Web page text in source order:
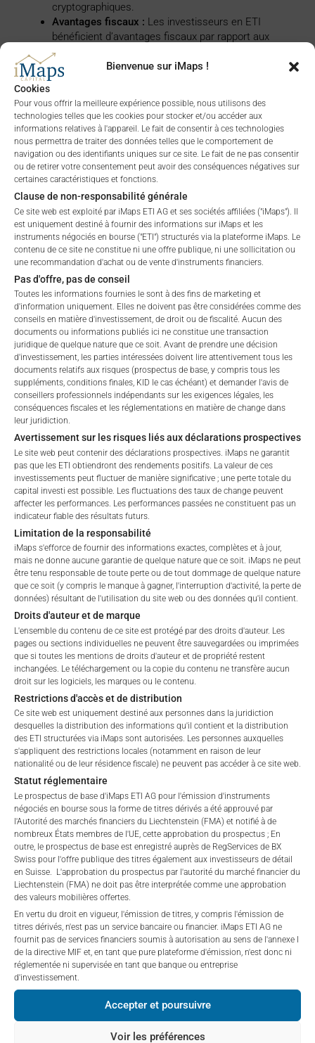
Bienvenue sur iMaps !
Cookies
Pour vous offrir la meilleure expérience possible, nous utilisons des
technologies telles que les cookies pour stocker et/ou accéder aux
informations relatives à l'appareil. Le fait de consentir à ces technologies
nous permettra de traiter des données telles que le comportement de
navigation ou des identifiants uniques sur ce site. Le fait de ne pas consentir
ou de retirer votre consentement peut avoir des conséquences négatives sur
certaines caractéristiques et fonctions.
Clause de non-responsabilité générale
Ce site web est exploité par iMaps ETI AG et ses sociétés affiliées ("iMaps"). Il
est uniquement destiné à fournir des informations sur iMaps et les
instruments négociés en bourse ("ETI") structurés via la plateforme iMaps. Le
contenu de ce site ne constitue ni une offre publique, ni une sollicitation ou
une recommandation d'achat ou de vente d'instruments financiers.
Pas d'offre, pas de conseil
Toutes les informations fournies le sont à des fins de marketing et
d'information uniquement. Elles ne doivent pas être considérées comme des
conseils en matière d'investissement, de droit ou de fiscalité. Aucun des
documents ou informations publiés ici ne constitue une transaction
juridique de quelque nature que ce soit. Avant de prendre une décision
d'investissement, les parties intéressées doivent lire attentivement tous les
documents relatifs aux risques (prospectus de base, y compris tous les
suppléments, conditions finales, KID le cas échéant) et demander l'avis de
conseillers professionnels indépendants sur les exigences légales, les
conséquences fiscales et les réglementations en matière de change dans
leur juridiction.
Avertissement sur les risques liés aux déclarations prospectives
Le site web peut contenir des déclarations prospectives. iMaps ne garantit
pas que les ETI obtiendront des rendements positifs. La valeur de ces
investissements peut fluctuer de manière significative ; une perte totale du
capital investi est possible. Les fluctuations des taux de change peuvent
affecter les performances. Les performances passées ne constituent pas un
indicateur fiable des résultats futurs.
Limitation de la responsabilité
iMaps s'efforce de fournir des informations exactes, complètes et à jour,
mais ne donne aucune garantie de quelque nature que ce soit. iMaps ne peut
être tenu responsable de toute perte ou de tout dommage de quelque nature
que ce soit (y compris le manque à gagner, l'interruption d'activité, la perte de
données) résultant de l'utilisation du site web ou des données qu'il contient.
Droits d'auteur et de marque
L'ensemble du contenu de ce site est protégé par des droits d'auteur. Les
pages ou sections individuelles ne peuvent être sauvegardées ou imprimées
que si toutes les mentions de droits d'auteur et de propriété restent
inchangées. Le téléchargement ou la copie du contenu ne transfère aucun
droit sur les logiciels, les marques ou le contenu.
Restrictions d'accès et de distribution
Ce site web est uniquement destiné aux personnes dans la juridiction
desquelles la distribution des informations qu'il contient et la distribution
des ETI structurées via iMaps sont autorisées. Les personnes auxquelles
s'appliquent des restrictions locales (notamment en raison de leur
nationalité ou de leur résidence fiscale) ne peuvent pas accéder à ce site web.
Statut réglementaire
Le prospectus de base d'iMaps ETI AG pour l'émission d'instruments
négociés en bourse sous la forme de titres dérivés a été approuvé par
l'Autorité des marchés financiers du Liechtenstein (FMA) et notifié à de
nombreux États membres de l'UE, cette approbation du prospectus ; En
outre, le prospectus de base est enregistré auprès de RegServices de BX
Swiss pour l'offre publique des titres également aux investisseurs de détail
en Suisse. L'approbation du prospectus par l'autorité du marché financier du
Liechtenstein (FMA) ne doit pas être interprétée comme une approbation
des valeurs mobilières offertes.
En vertu du droit en vigueur, l'émission de titres, y compris l'émission de
titres dérivés, n'est pas un service bancaire ou financier. iMaps ETI AG ne
fournit pas de services financiers soumis à autorisation au sens de l'annexe I
de la directive MIF et, en tant que pure plateforme d'émission, n'est donc ni
réglementée ni supervisée en tant que banque ou entreprise
d'investissement.
Accepter et poursuivre
Voir les préférences
cryptographiques.
Avantages fiscaux : Les investisseurs en ETI
bénéficient d’avantages fiscaux par rapport aux
comptes gérés.
Modèle de recettes
Vous monétisez votre stratégie dès le premier jour :
80% de toutes les commissions de performance
80 % des frais de gestion
dépasse 500 000 € d’actifs sous gestion)
(iMaps conserve 20% pour couvrir l’exécution opérationnelle
et la conformité)
Vous fixez les frais :
✅ Jusqu’à3% de commission de gestion annuelle
✅ Jusqu’à30% de commission de performance(avec
high-water mark)
À qui s’adresse ce document ?
Idéal pour :
Traders surInteractive Brokers, ActivTrades,
Vantage, ou Coinbase
Les gestionnaires de portefeuille vont au-delà des
comptes privés
Les développeurs quantiques automatisent les
stratégies systématiques
Échanger des éducateurs et des influenceurs avec
un public
Comment ça marche
Partagez votre portefeuille modèle et votre approche
commerciale
Intégrer notre équipe chargée de la conformité
Nous structurons et garantissons l’ETI en suivant
vos signaux de négociation.
Vous fournissez des signaux de trading via la
plateforme de votre choix
Nous émettons et cotons l’ETI avec une liquidité
quotidienne.
Les investisseurs achètent des parts d’ETI. Vous
percevez des frais de gestion et de performance.
Lancez votre stratégie
Vous avez déjà les compétences nécessaires.
Transformez maintenant vos opérations en un produit
d’investissement coté en bourse.
✅ Prenez rendez-vous avec notre équipe de structuration
✅ Définissez vos objectifs
✅ Lancez une ETI et bâtissez votre palmarès
Votre stratégie mérite une audience mondiale. iMaps le
permet.